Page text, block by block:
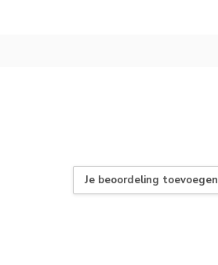
Je beoordeling toevoegen